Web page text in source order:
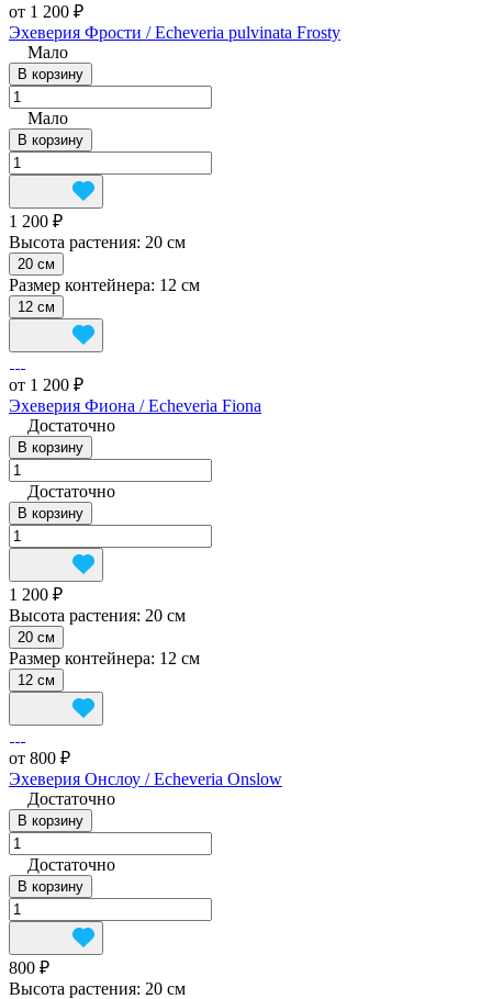
от 1 200 ₽
Эхеверия Фрости / Echeveria pulvinata Frosty
Мало
В корзину
Мало
В корзину
1 200 ₽
Высота растения: 20 см
20 см
Размер контейнера: 12 см
12 см
от 1 200 ₽
Эхеверия Фиона / Echeveria Fiona
Достаточно
В корзину
Достаточно
В корзину
1 200 ₽
Высота растения: 20 см
20 см
Размер контейнера: 12 см
12 см
от 800 ₽
Эхеверия Онслоу / Echeveria Onslow
Достаточно
В корзину
Достаточно
В корзину
800 ₽
Высота растения: 20 см